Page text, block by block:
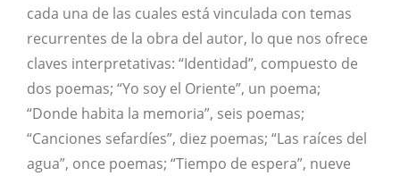
cada una de las cuales está vinculada con temas
recurrentes de la obra del autor, lo que nos ofrece
claves interpretativas: “Identidad”, compuesto de
dos poemas; “Yo soy el Oriente”, un poema;
“Donde habita la memoria”, seis poemas;
“Canciones sefardíes”, diez poemas; “Las raíces del
agua”, once poemas; “Tiempo de espera”, nueve